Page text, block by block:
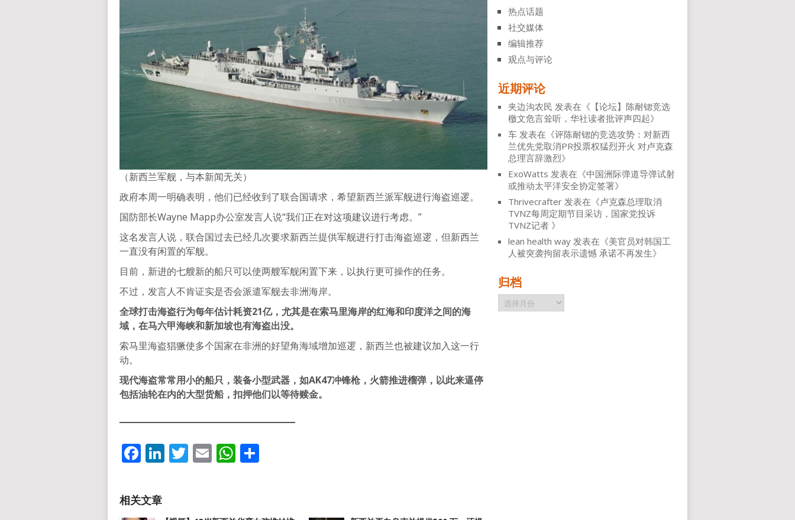
（新西兰军舰，与本新闻无关）
政府本周一明确表明，他们已经收到了联合国请求，希望新西兰派军舰进行海盗巡逻。
国防部长Wayne Mapp办公室发言人说“我们正在对这项建议进行考虑。”
这名发言人说，联合国过去已经几次要求新西兰提供军舰进行打击海盗巡逻，但新西兰
一直没有闲置的军舰。
目前，新进的七艘新的船只可以使两艘军舰闲置下来，以执行更可操作的任务。
不过，发言人不肯证实是否会派遣军舰去非洲海岸。
全球打击海盗行为每年估计耗资21亿，尤其是在索马里海岸的红海和印度洋之间的海
域，在马六甲海峡和新加坡也有海盗出没。
索马里海盗猖獗使多个国家在非洲的好望角海域增加巡逻，新西兰也被建议加入这一行
动。
现代海盗常常用小的船只，装备小型武器，如AK47冲锋枪，火箭推进榴弹，以此来逼停
包括油轮在内的大型货船，扣押他们以等待赎金。
Facebook
LinkedIn
Twitter
EmailWhatsApp
热点话题
社交媒体
编辑推荐
观点与评论
近期评论
夹边沟农民 发表在《 【论坛】陈耐锶竞选
檄文危言耸听，华社读者批评声四起》
车 发表在《评陈耐锶的竞选攻势：对新西
兰优先党取消PR投票权猛烈开火 对卢克森
总理言辞激烈》
ExoWatts 发表在《中国洲际弹道导弹试射
或推动太平洋安全协定签署》
Thrivecrafter 发表在《卢克森总理取消
TVNZ每周定期节目采访，国家党投诉
TVNZ记者 》
lean health way 发表在《美官员对韩国工
人被突袭拘留表示遗憾 承诺不再发生》
归档
归
档